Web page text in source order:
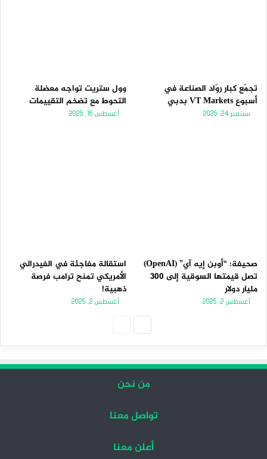
تجمّع كبار روّاد الصناعة في
أسبوع VT Markets بدبي
سبتمبر 24, 2025
وول ستريت تواجه معضلة
التحوط مع تضخم التقييمات
أغسطس 16, 2025
صحيفة: “أوبن إيه آي” (OpenAI)
تصل قيمتها السوقية إلى 300
مليار دولار
أغسطس 2, 2025
استقالة مفاجئة في الفيدرالي
الأمريكي تمنح ترامب فرصة
ذهبية!
أغسطس 2, 2025
من نحن
تواصل معنا
أعلن معنا